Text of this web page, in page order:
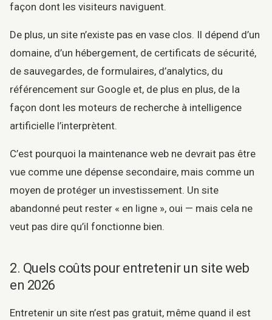
façon dont les visiteurs naviguent.
De plus, un site n’existe pas en vase clos. Il dépend d’un
domaine, d’un hébergement, de certificats de sécurité,
de sauvegardes, de formulaires, d’analytics, du
référencement sur Google et, de plus en plus, de la
façon dont les moteurs de recherche à intelligence
artificielle l’interprètent.
C’est pourquoi la maintenance web ne devrait pas être
vue comme une dépense secondaire, mais comme un
moyen de protéger un investissement. Un site
abandonné peut rester « en ligne », oui — mais cela ne
veut pas dire qu’il fonctionne bien.
2. Quels coûts pour entretenir un site web
en 2026
Entretenir un site n’est pas gratuit, même quand il est